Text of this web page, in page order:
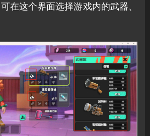
在这个界面选择游戏内的武器、